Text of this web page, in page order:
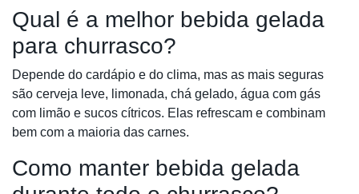
Qual é a melhor bebida gelada
para churrasco?
Depende do cardápio e do clima, mas as mais seguras
são cerveja leve, limonada, chá gelado, água com gás
com limão e sucos cítricos. Elas refrescam e combinam
bem com a maioria das carnes.
Como manter bebida gelada